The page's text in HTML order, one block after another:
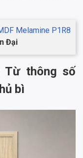
Melamine P1R8
Đại
Từ thông số
bì